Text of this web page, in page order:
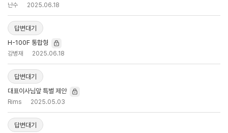
난수 2025.06.18
답변대기
H-100F 통합형
강병재 2025.06.18
답변대기
대표이사님앞 특별 제안
Rims 2025.05.03
답변대기